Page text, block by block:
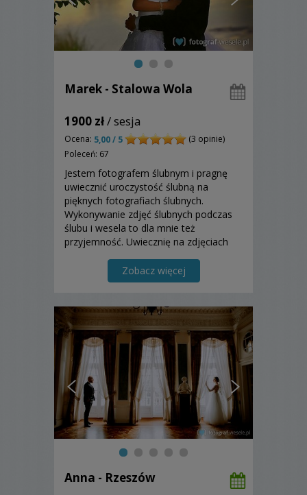
Marek - Stalowa Wola
1900 zł/ sesja
Ocena: 5,00 / 5
(3 opinie)
Poleceń: 67
Jestem fotografem ślubnym i pragnę
uwiecznić uroczystość ślubną na
pięknych fotografiach ślubnych.
Wykonywanie zdjęć ślubnych podczas
ślubu i wesela to dla mnie też
przyjemność. Uwiecznię na zdjęciach
łzy płynące ze szczęścia. Zapraszam!
Zobacz więcej
Anna - Rzeszów